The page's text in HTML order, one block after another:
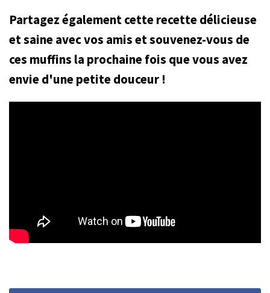
Partagez également cette recette délicieuse
et saine avec vos amis et souvenez-vous de
ces muffins la prochaine fois que vous avez
envie d'une petite douceur !